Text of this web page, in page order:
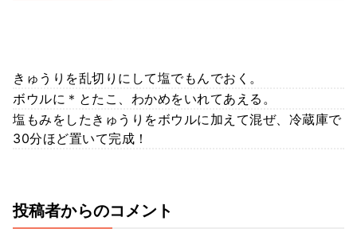
きゅうりを乱切りにして塩でもんでおく。
ボウルに＊とたこ、わかめをいれてあえる。
塩もみをしたきゅうりをボウルに加えて混ぜ、冷蔵庫で
30分ほど置いて完成！
投稿者からのコメント